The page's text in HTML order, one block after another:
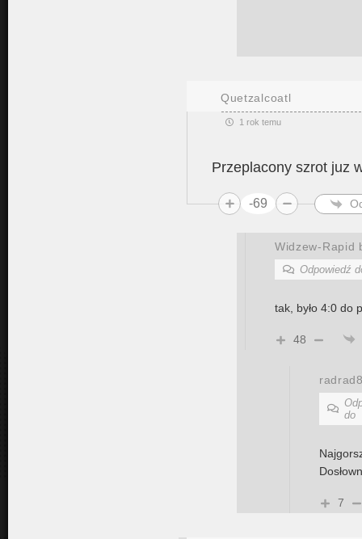
Quetzalcoatl
1 rok temu
Przeplacony szrot juz
-69
Widzew-Rapid
Odpowiedź
tak, było 4:0 do
48
do
7